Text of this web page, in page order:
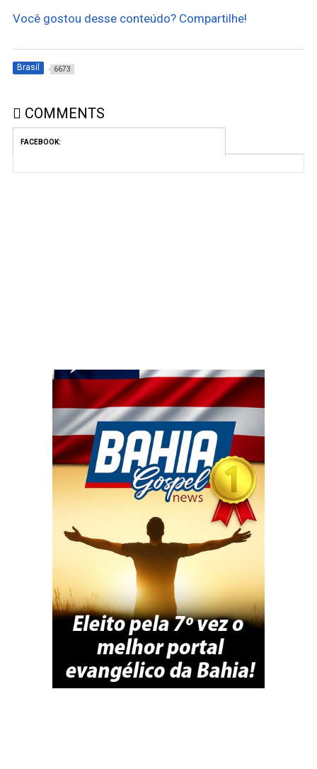
Você gostou desse conteúdo? Compartilhe!
Brasil 6673
COMMENTS
FACEBOOK: